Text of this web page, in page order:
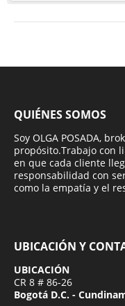
QUIÉNES SOMOS
Soy OLGA POSADA,
propósito.Trabajo con
en que cada cliente
responsabilidad con
como la empatía y el
UBICACIÓN Y
UBICACIÓN
CR 8 # 86-26
Bogotá D.C. -